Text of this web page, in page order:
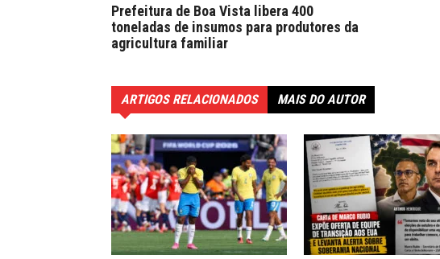
Prefeitura de Boa Vista libera 400
toneladas de insumos para produtores da
agricultura familiar
ARTIGOS RELACIONADOS MAIS DO AUTOR